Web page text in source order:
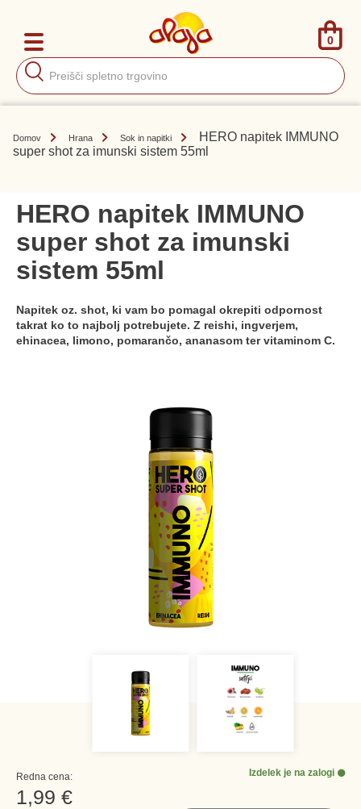
Products
search
0
Domov Hrana Sok in napitki
HERO napitek IMMUNO
super shot za imunski sistem 55ml
HERO napitek IMMUNO
super shot za imunski
sistem 55ml
Napitek oz. shot, ki vam bo pomagal okrepiti odpornost
takrat ko to najbolj potrebujete. Z reishi, ingverjem,
ehinacea, limono, pomarančo, ananasom ter vitaminom C.
Redna cena:
1,99 €
Izdelek je na zalogi